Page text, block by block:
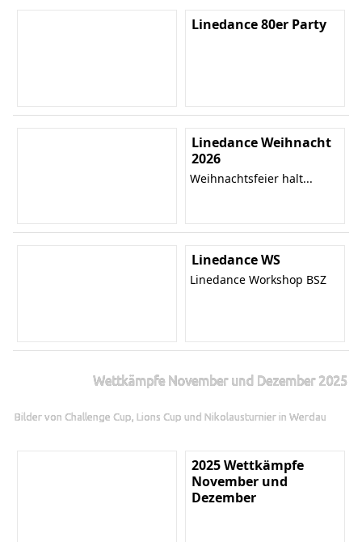
Linedance 80er Party
Linedance Weihnacht
2026
Weihnachtsfeier halt...
Linedance WS
Linedance Workshop BSZ
Wettkämpfe November und Dezember 2025
Bilder von Challenge Cup, Lions Cup und Nikolausturnier in Werdau
2025 Wettkämpfe
November und
Dezember